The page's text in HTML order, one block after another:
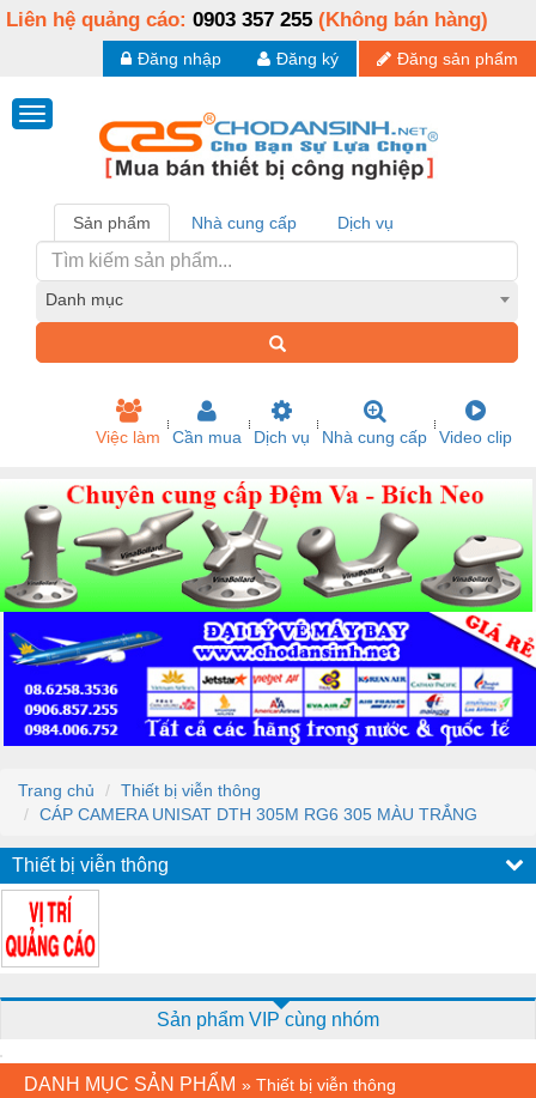
Liên hệ quảng cáo: 0903 357 255 (Không bán hàng)
Đăng sản phẩm
Đăng ký
Đăng nhập
Sản phẩm Nhà cung cấp Dịch vụ
Danh mục
Việc làm Cần mua Dịch vụ Nhà cung cấp Video clip
Trang chủ
Thiết bị viễn thông
CÁP CAMERA UNISAT DTH 305M RG6 305 MÀU TRẮNG
Thiết bị viễn thông
Sản phẩm VIP cùng nhóm
DANH MỤC SẢN PHẨM » Thiết bị viễn thông